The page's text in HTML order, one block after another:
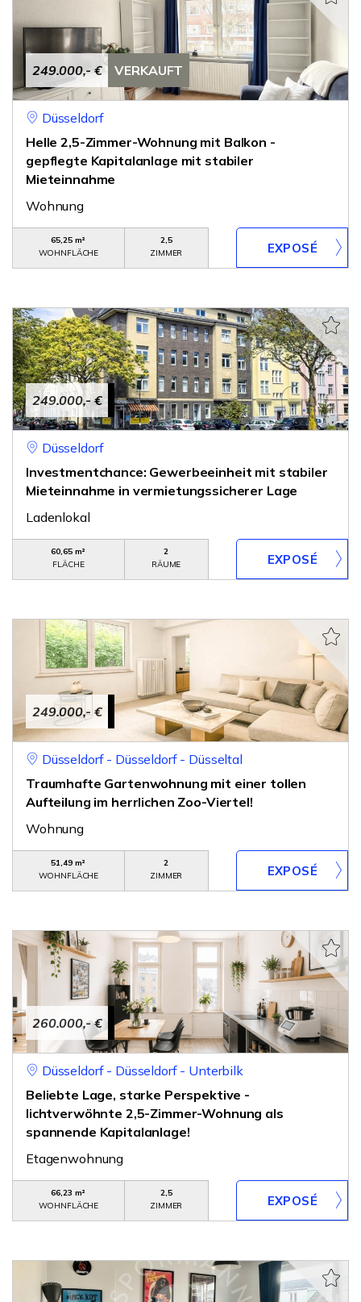
249.000,- € VERKAUFT
Düsseldorf
Helle 2,5-Zimmer-Wohnung mit Balkon -
gepflegte Kapitalanlage mit stabiler
Mieteinnahme
Wohnung
65,25 m²
WOHNFLÄCHE
2,5
ZIMMER
249.000,- €
Düsseldorf
Investmentchance: Gewerbeeinheit mit stabiler
Mieteinnahme in vermietungssicherer Lage
Ladenlokal
60,65 m²
FLÄCHE
2
RÄUME
249.000,- €
Düsseldorf - Düsseldorf - Düsseltal
Traumhafte Gartenwohnung mit einer tollen
Aufteilung im herrlichen Zoo-Viertel!
Wohnung
51,49 m²
WOHNFLÄCHE
2
ZIMMER
260.000,- €
Düsseldorf - Düsseldorf - Unterbilk
Beliebte Lage, starke Perspektive -
lichtverwöhnte 2,5-Zimmer-Wohnung als
spannende Kapitalanlage!
Etagenwohnung
66,23 m²
WOHNFLÄCHE
2,5
ZIMMER